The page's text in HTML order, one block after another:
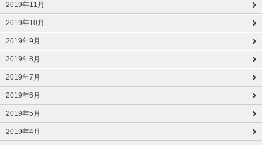
2019年11月
2019年10月
2019年9月
2019年8月
2019年7月
2019年6月
2019年5月
2019年4月